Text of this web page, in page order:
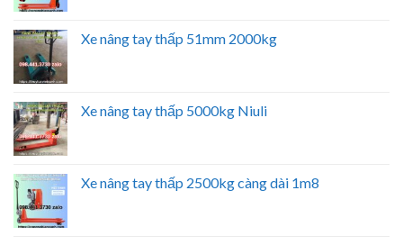
Xe nâng tay thấp 51mm 2000kg
Xe nâng tay thấp 5000kg Niuli
Xe nâng tay thấp 2500kg càng dài 1m8